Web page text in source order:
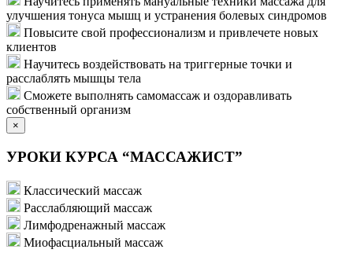
улучшения тонуса мышц и устранения болевых синдромов
Повысите свой профессионализм и привлечете новых
клиентов
Научитесь воздействовать на триггерные точки и
расслаблять мышцы тела
Сможете выполнять самомассаж и оздоравливать
собственный организм
×
УРОКИ КУРСА “МАССАЖИСТ”
Классический массаж
Расслабляющий массаж
Лимфодренажный массаж
Миофасциальный массаж